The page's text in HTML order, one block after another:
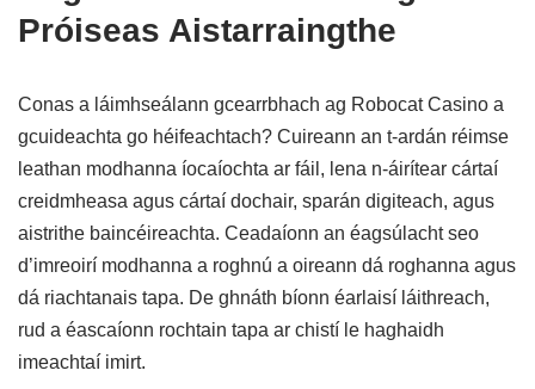
Próiseas Aistarraingthe
Conas a láimhseálann gcearrbhach ag Robocat Casino a
gcuideachta go héifeachtach? Cuireann an t-ardán réimse
leathan modhanna íocaíochta ar fáil, lena n-áirítear cártaí
creidmheasa agus cártaí dochair, sparán digiteach, agus
aistrithe baincéireachta. Ceadaíonn an éagsúlacht seo
d’imreoirí modhanna a roghnú a oireann dá roghanna agus
dá riachtanais tapa. De ghnáth bíonn éarlaisí láithreach,
rud a éascaíonn rochtain tapa ar chistí le haghaidh
imeachtaí imirt.